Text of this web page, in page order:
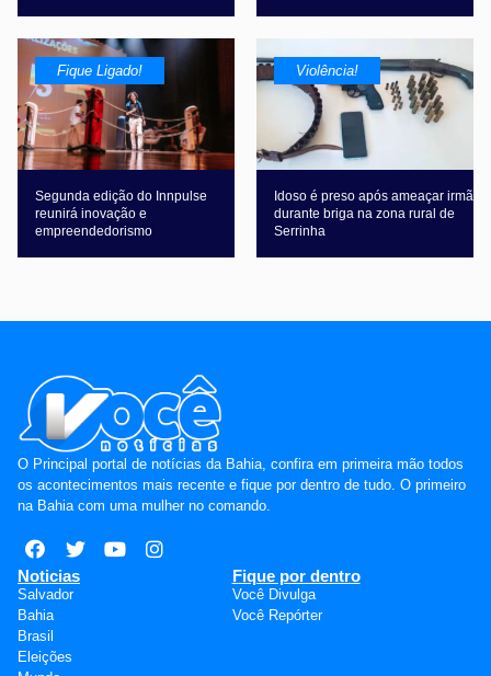
Fique Ligado!
Segunda edição do Innpulse
reunirá inovação e
empreendedorismo
Violência!
Idoso é preso após ameaçar irmã
durante briga na zona rural de
Serrinha
O Principal portal de notícias da Bahia, confira em primeira mão todos
os acontecimentos mais recente e fique por dentro de tudo. O primeiro
na Bahia com uma mulher no comando.
Noticias
Salvador
Bahia
Brasil
Eleições
Fique por dentro
Você Divulga
Você Repórter